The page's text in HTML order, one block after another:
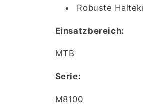
Robuste
Einsatzbereich:
MTB
Serie:
M8100